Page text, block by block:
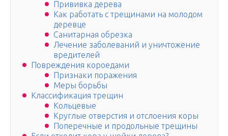
Прививка дерева
Как работать с трещинами на молодом
деревце
Санитарная обрезка
Лечение заболеваний и уничтожение
вредителей
Повреждения короедами
Признаки поражения
Меры борьбы
Классификация трещин
Кольцевые
Круглые отверстия и отслоения коры
Поперечные и продольные трещины